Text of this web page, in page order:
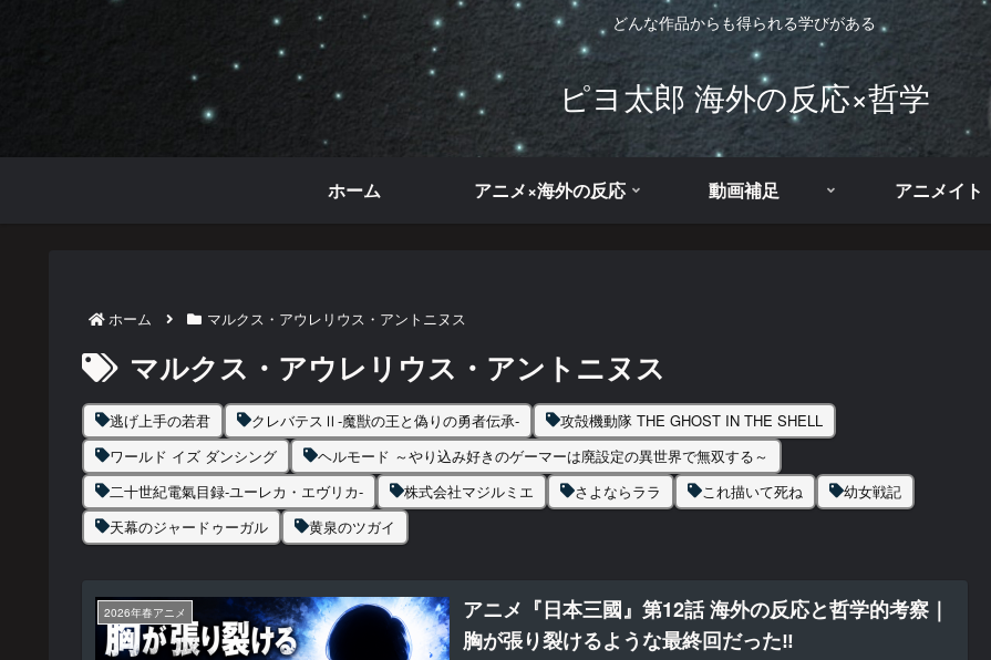
どんな作品からも得られる学びがある
ピヨ太郎 海外の反応×哲学
ホーム アニメ×海外の反応 動画補足 アニメイト
ホーム マルクス・アウレリウス・アントニヌス
マルクス・アウレリウス・アントニヌス
逃げ上手の若君 クレバテスⅡ-魔獣の王と偽りの勇者伝承-
攻殻機動隊 THE GHOST IN THE SHELL
ワールド イズ ダンシング
ヘルモード ～やり込み好きのゲーマーは廃設定の異世界で無双する～
二十世紀電氣目録-ユーレカ・エヴリカ-
株式会社マジルミエ さよならララ これ描いて死ね
幼女戦記
天幕のジャードゥーガル
黄泉のツガイ
2026年春アニメ
アニメ『日本三國』第12話 海外の反応と哲学的考察｜
胸が張り裂けるような最終回だった‼